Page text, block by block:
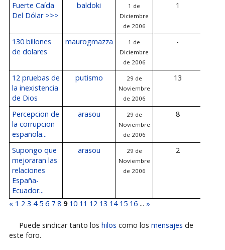
Fuerte Caída
Del Dólar >>>
baldoki
1 de
Diciembre
de 2006
1
130 billones
de dolares
maurogmazza
1 de
Diciembre
de 2006
-
12 pruebas de
la inexistencia
de Dios
putismo
29 de
Noviembre
de 2006
13
Percepcion de
la corrupcion
española...
arasou
29 de
Noviembre
de 2006
8
Supongo que
mejoraran las
relaciones
España-
Ecuador...
arasou
29 de
Noviembre
de 2006
2
« 1 2 3 4 5 6 7 8 9 10 11 12 13 14 15 16... »
Puede sindicar tanto los hilos como los mensajes de
este foro.